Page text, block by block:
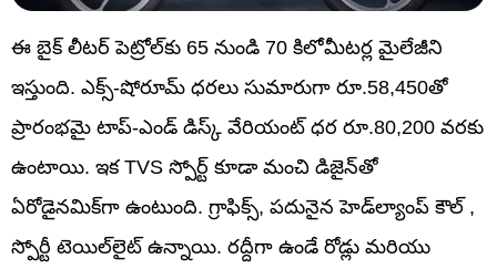
ఈ బైక్ లీటర్ పెట్రోల్‌కు 65 నుండి 70 కిలోమీటర్ల మైలేజీని
ఇస్తుంది. ఎక్స్-షోరూమ్ ధరలు సుమారుగా రూ.58,450తో
ప్రారంభమై టాప్-ఎండ్ డిస్క్ వేరియంట్ ధర రూ.80,200 వరకు
ఉంటాయి. ఇక TVS స్పోర్ట్ కూడా మంచి డిజైన్‌తో
ఏరోడైనమిక్‌గా ఉంటుంది. గ్రాఫిక్స్, పదునైన హెడ్‌ల్యాంప్ కౌల్ ,
స్పోర్టీ టెయిల్‌లైట్ ఉన్నాయి. రద్దీగా ఉండే రోడ్లు మరియు